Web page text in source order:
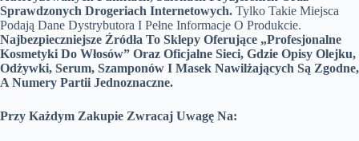
Sprawdzonych Drogeriach Internetowych. Tylko Takie Miejsca
Podają Dane Dystrybutora I Pełne Informacje O Produkcie.
Najbezpieczniejsze Źródła To Sklepy Oferujące „Profesjonalne
Kosmetyki Do Włosów” Oraz Oficjalne Sieci, Gdzie Opisy Olejku,
Odżywki, Serum, Szamponów I Masek Nawilżających Są Zgodne,
A Numery Partii Jednoznaczne.
Przy Każdym Zakupie Zwracaj Uwagę Na: